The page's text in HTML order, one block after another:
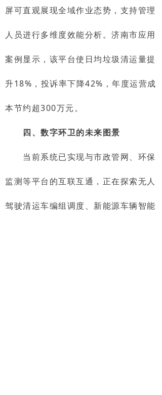
屏可直观展现全域作业态势，支持管理
人员进行多维度效能分析。济南市应用
案例显示，该平台使日均垃圾清运量提
升18%，投诉率下降42%，年度运营成
本节约超300万元。
四、数字环卫的未来图景
当前系统已实现与市政管网、环保
监测等平台的互联互通，正在探索无人
驾驶清运车编组调度、新能源车辆智能